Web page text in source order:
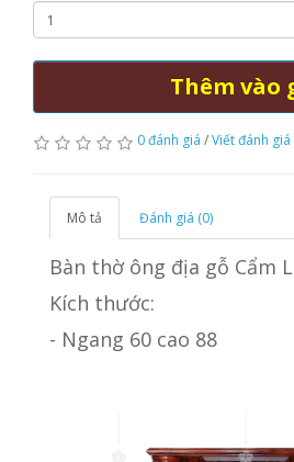
Thêm vào
0 đánh giá /Viết đánh giá
Mô tả Đánh giá (0)
Bàn thờ ông địa gỗ Cẩm
Kích thước:
- Ngang 60 cao 88